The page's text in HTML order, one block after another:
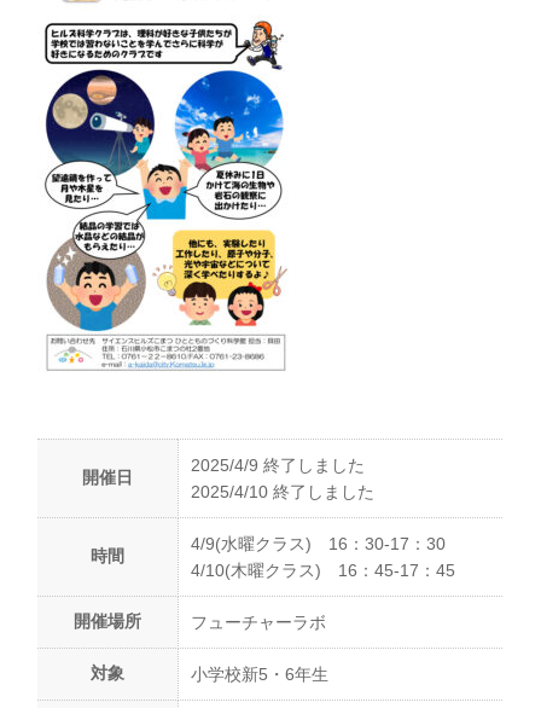
開催日
2025/4/9 終了しました
2025/4/10 終了しました
時間
4/9(水曜クラス) 16：30-17：30
4/10(木曜クラス) 16：45-17：45
開催場所 フューチャーラボ
対象 小学校新5・6年生